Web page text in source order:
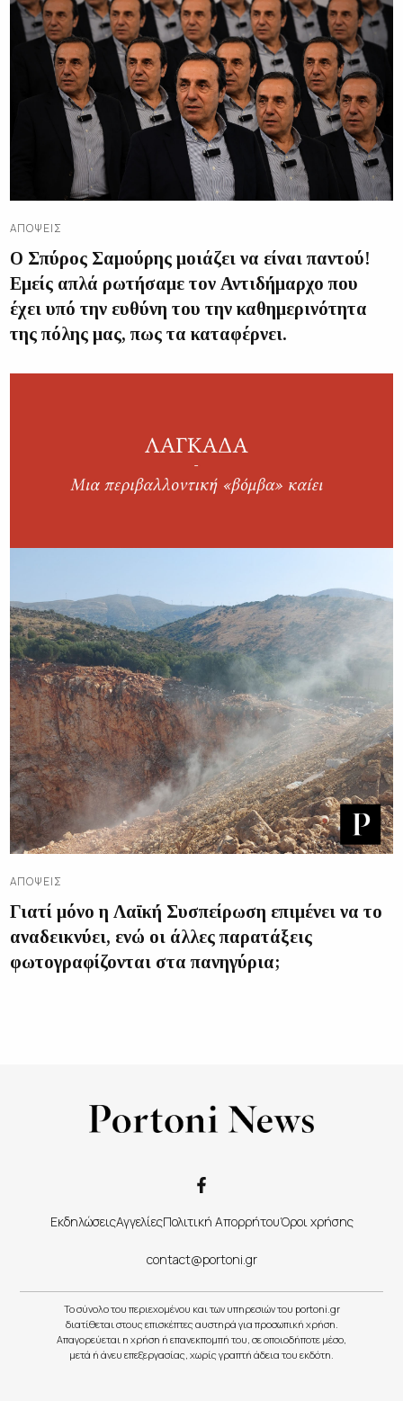
ΑΠΌΨΕΙΣ
Ο Σπύρος Σαμούρης μοιάζει να είναι παντού!
Εμείς απλά ρωτήσαμε τον Αντιδήμαρχο που
έχει υπό την ευθύνη του την καθημερινότητα
της πόλης μας, πως τα καταφέρνει.
ΑΠΌΨΕΙΣ
Γιατί μόνο η Λαϊκή Συσπείρωση επιμένει να το
αναδεικνύει, ενώ οι άλλες παρατάξεις
φωτογραφίζονται στα πανηγύρια;
ΕκδηλώσειςΑγγελίεςΠολιτική ΑπορρήτουΌροι χρήσης
contact@portoni.gr
Το σύνολο του περιεχομένου και των υπηρεσιών του portoni.gr
διατίθεται στους επισκέπτες αυστηρά για προσωπική χρήση.
Απαγορεύεται η χρήση ή επανεκπομπή του, σε οποιοδήποτε μέσο,
μετά ή άνευ επεξεργασίας, χωρίς γραπτή άδεια του εκδότη.